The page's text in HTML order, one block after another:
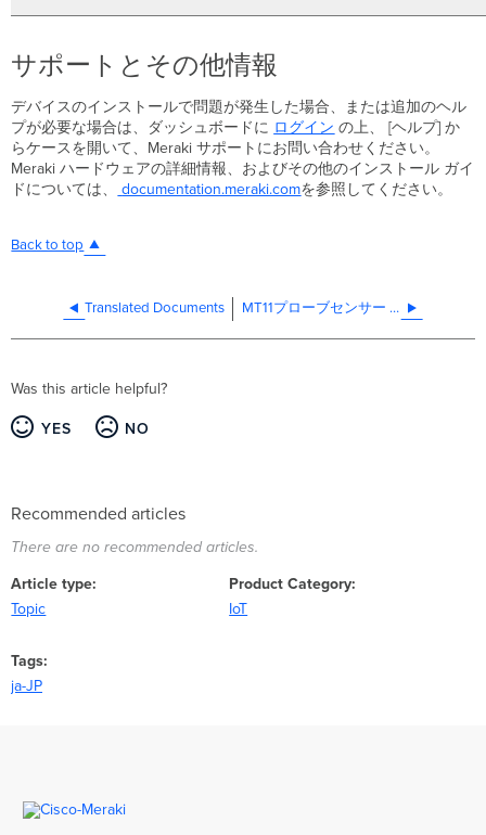
サポートとその他情報
デバイスのインストールで問題が発生した場合、または追加のヘル
プが必要な場合は、ダッシュボードに ログイン の上、
[ヘルプ] か
らケースを開いて、Merakiサポートにお問い合わせください。
Meraki ハードウェアの詳細情報、およびその他のインストール ガイ
ドについては、
documentation.meraki.comを参照してください。
Back to top
Translated Documents MT11プローブセンサー 設置ガイド
Was this article helpful?
YES NO
Recommended articles
There are no recommended articles.
Article type
Topic
Product Category
IoT
Tags
ja-JP